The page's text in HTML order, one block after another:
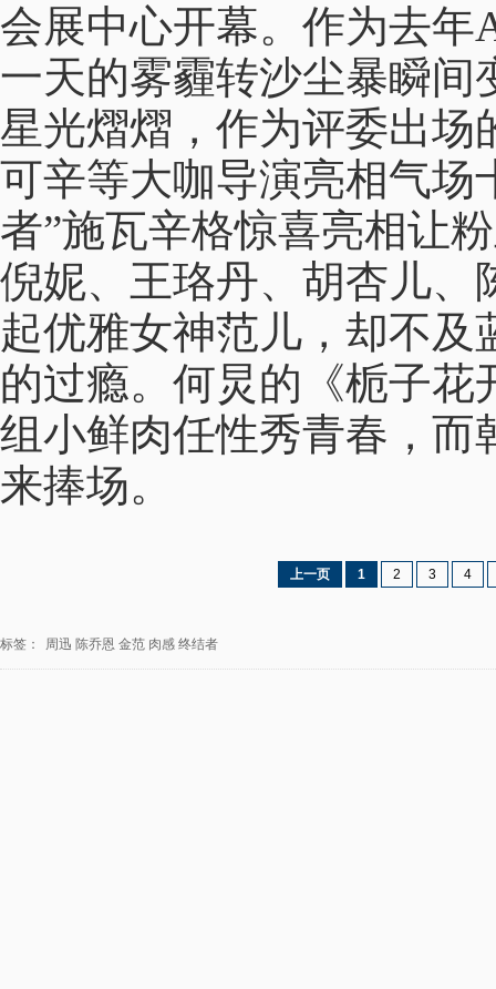
会展中心开幕。作为去年
一天的雾霾转沙尘暴瞬间
星光熠熠，作为评委出场
可辛等大咖导演亮相气场
者”施瓦辛格惊喜亮相让
倪妮、王珞丹、胡杏儿、
起优雅女神范儿，却不及
的过瘾。何炅的《栀子
组小鲜肉任性秀青春，而
来捧场。
上一页 1 2 3 4
标签： 周迅 陈乔恩 金范 肉感 终结者